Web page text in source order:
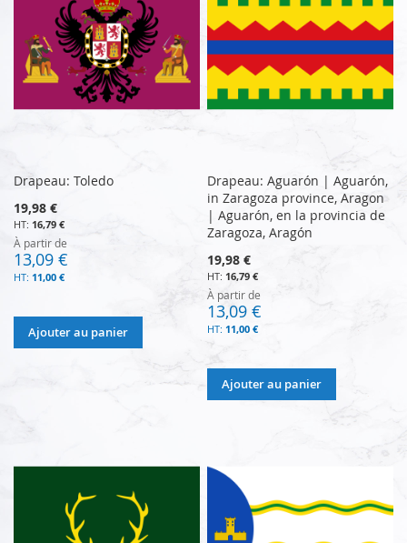
Drapeau: Toledo
19,98 €
16,79 €
À partir de
13,09 €
11,00 €
Ajouter au panier
Drapeau: Aguarón | Aguarón,
in Zaragoza province, Aragon
| Aguarón, en la provincia de
Zaragoza, Aragón
19,98 €
16,79 €
À partir de
13,09 €
11,00 €
Ajouter au panier